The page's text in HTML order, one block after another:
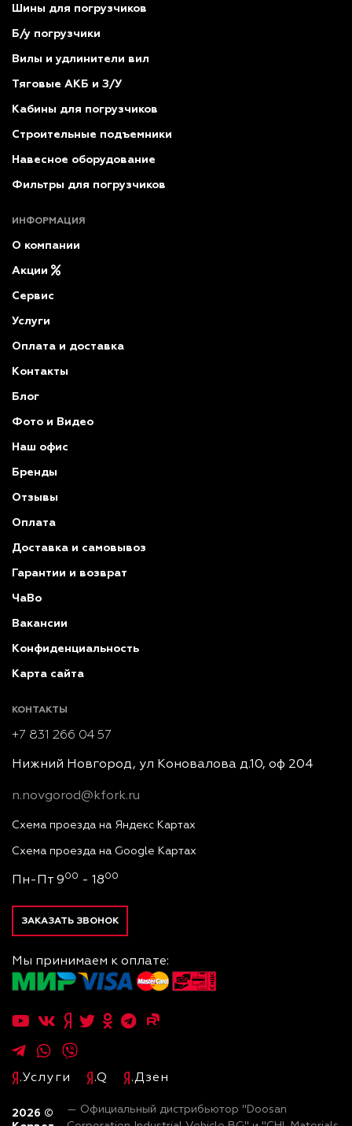
Шины для погрузчиков
Б/у погрузчики
Вилы и удлинители вил
Тяговые АКБ и З/У
Кабины для погрузчиков
Строительные подъемники
Навесное оборудование
Фильтры для погрузчиков
ИНФОРМАЦИЯ
О компании
Акции
Сервис
Услуги
Оплата и доставка
Контакты
Блог
Фото и Видео
Наш офис
Бренды
Отзывы
Оплата
Доставка и самовывоз
Гарантии и возврат
ЧаВо
Вакансии
Конфиденциальность
Карта сайта
КОНТАКТЫ
+7 831 266 04 57
Нижний Новгород, ул Коновалова д.10, оф 204
n.novgorod@kfork.ru
Схема проезда на Яндекс Картах
Схема проезда на Google Картах
Пн-Пт 900 - 1800
ЗАКАЗАТЬ ЗВОНОК
Мы принимаем к оплате:
.Услуги .Q .Дзен
2026 ©
— Официальный дистрибьютор "Doosan